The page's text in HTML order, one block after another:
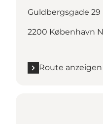
Guldbergsgade 29
2200 København N
Route anzeigen